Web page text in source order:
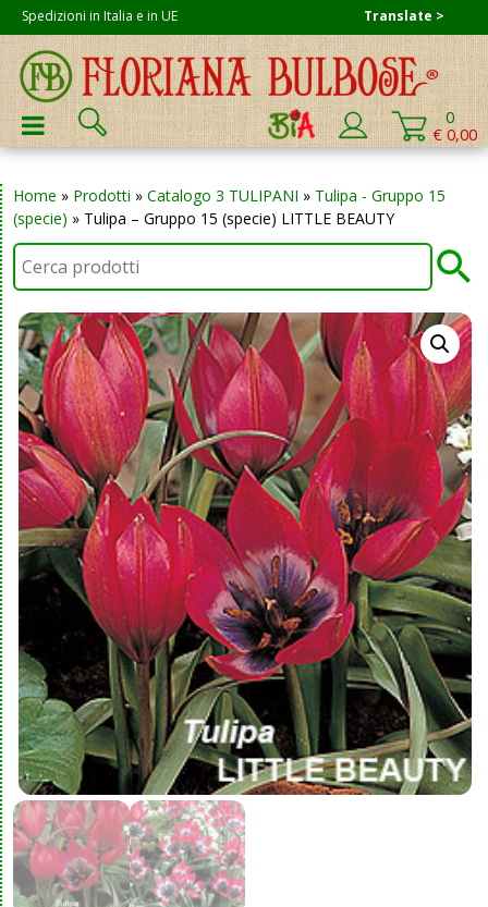
Skip
to
content
Spedizioni in Italia e in UE
Cerca:
0
€ 0,00
PRIMARY MENU
Home » Prodotti » Catalogo 3 TULIPANI » Tulipa - Gruppo 15
(specie) » Tulipa – Gruppo 15 (specie) LITTLE BEAUTY
Translate >